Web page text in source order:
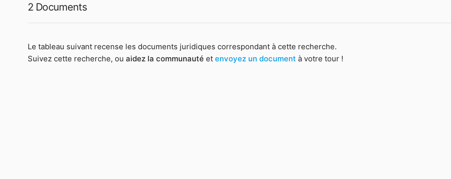
2 Documents
Le tableau suivant recense les documents juridiques correspondant à cette recherche.
Suivez cette recherche, ou aidez la communauté et envoyez un document à votre tour !